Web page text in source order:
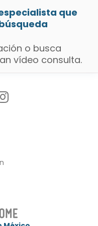
que
o busca
vídeo consulta.